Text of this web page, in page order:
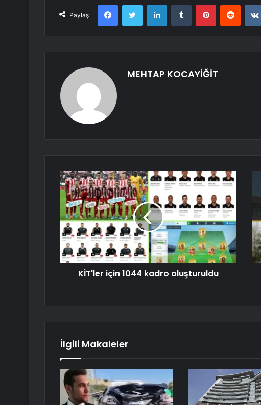
Paylaş
FacebookTwitter LinkedInTumblr PinterestReddit
MEHTAP KOCAYİĞİT
KİT'ler için 1044 kadro oluşturuldu
İlgili Makaleler